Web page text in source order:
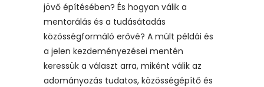
jövő építésében? És hogyan válik a
mentorálás és a tudásátadás
közösségformáló erővé? A múlt példái és
a jelen kezdeményezései mentén
keressük a választ arra, miként válik az
adományozás tudatos, közösségépítő és